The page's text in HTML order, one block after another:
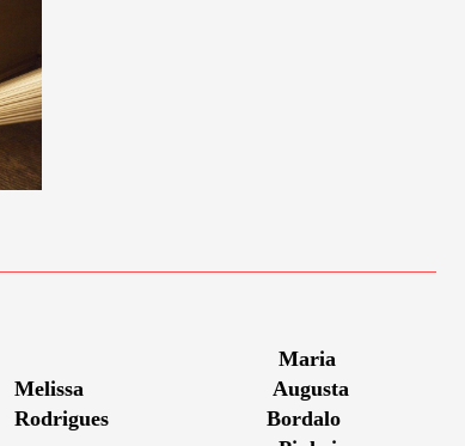
Melissa
Rodrigues
Maria
Augusta
Bordalo